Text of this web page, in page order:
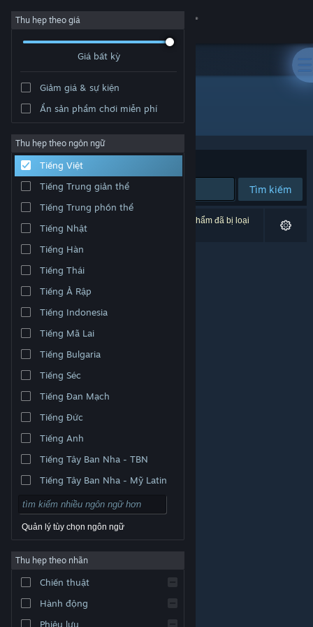
Đăng nhập
Cộng đồng
Thông tin
Hỗ trợ
Thay đổi ngôn ngữ
Cài ứng dụng Steam di động
Xem web cho desktop
thương hiệu là tài sản của chủ sở hữu tương ứng tại
Pháp lý
Hỗ trợ tiếp cận
ký Steam
|Hoàn tiền|
Thu hẹp theo giá
Giá bất kỳ
Giảm giá & sự kiện
Ẩn sản phẩm chơi miễn phí
Thu hẹp theo ngôn ngữ
Tiếng Việt
Tiếng Trung giản thể
Tiếng Trung phồn thể
Tiếng Nhật
Tiếng Hàn
Tiếng Thái
Tiếng Ả Rập
Tiếng Indonesia
Tiếng Mã Lai
Tiếng Bulgaria
Tiếng Séc
Tiếng Đan Mạch
Tiếng Đức
Tiếng Anh
Tiếng Tây Ban Nha - TBN
Tiếng Tây Ban Nha - Mỹ Latin
Quản lý tùy chọn ngôn ngữ
Thu hẹp theo nhãn
Chiến thuật
Hành động
Phiêu lưu
Nhà phát hành: Hassey Enterprises, Inc.
Xếp theo Độ liên quan
Tìm kiếm
0 kết quả phù hợp tìm kiếm của bạn. 2 tựa sản phẩm đã bị loại
trừ dựa trên tùy chỉnh của bạn.